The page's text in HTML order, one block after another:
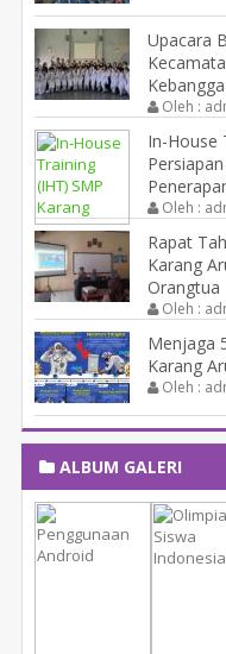
Upacara
Oleh :
In-House
Oleh :
Rapat
Karang
Orangtua
Oleh :
Menjaga
Karang
Oleh :
ALBUM GALERI